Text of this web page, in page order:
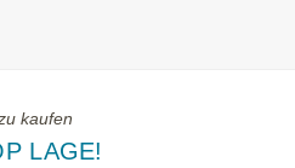
kaufen
LAGE!